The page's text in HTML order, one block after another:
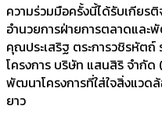
ความร่วมมือครั้งนี้ได้รับเกียร
อำนวยการฝ่ายการตลาดและ
คุณประเสริฐ ตระการวชิรหัต
โครงการ บริษัท แสนสิริ จำกั
พัฒนาโครงการที่ใส่ใจสิ่งแวด
ยาว